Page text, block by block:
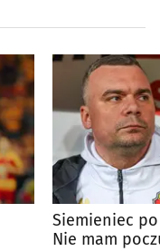
Siemieniec
Nie mam